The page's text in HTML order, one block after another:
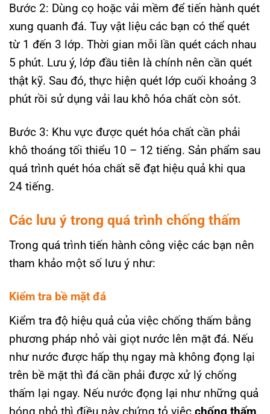
Bước 2: Dùng cọ hoặc vải mềm để tiến hành quét
xung quanh đá. Tuy vật liệu các bạn có thể quét
từ 1 đến 3 lớp. Thời gian mỗi lần quét cách nhau
5 phút. Lưu ý, lớp đầu tiên là chính nên cần quét
thật kỹ. Sau đó, thực hiện quét lớp cuối khoảng 3
phút rồi sử dụng vải lau khô hóa chất còn sót.
Bước 3: Khu vực được quét hóa chất cần phải
khô thoáng tối thiểu 10 – 12 tiếng. Sản phẩm sau
quá trình quét hóa chất sẽ đạt hiệu quả khi qua
24 tiếng.
Các lưu ý trong quá trình chống thấm
Trong quá trình tiến hành công việc các bạn nên
tham khảo một số lưu ý như:
Kiểm tra bề mặt đá
Kiểm tra độ hiệu quả của việc chống thấm bằng
phương pháp nhỏ vài giọt nước lên mặt đá. Nếu
như nước được hấp thụ ngay mà không đọng lại
trên bề mặt thì đá cần phải được xử lý chống
thấm lại ngay. Nếu nước đọng lại như những quả
bóng nhỏ thì điều này chứng tỏ việc chống thấm